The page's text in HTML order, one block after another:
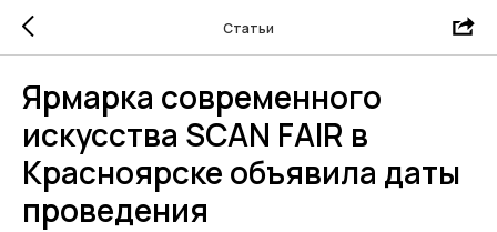
Статьи
Ярмарка современного
искусства SCAN FAIR в
Красноярске объявила даты
проведения